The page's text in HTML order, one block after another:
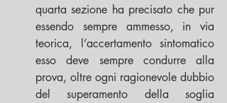
quarta sezione ha precisato che pur
essendo sempre ammesso, in via
teorica, l’accertamento sintomatico
esso deve sempre condurre alla
prova, oltre ogni ragionevole dubbio
del superamento della soglia